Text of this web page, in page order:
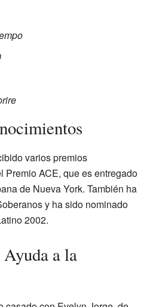
varios premios
Premio ACE, que es entregado
de Nueva York. También ha
y ha sido nominado
2002.
a la